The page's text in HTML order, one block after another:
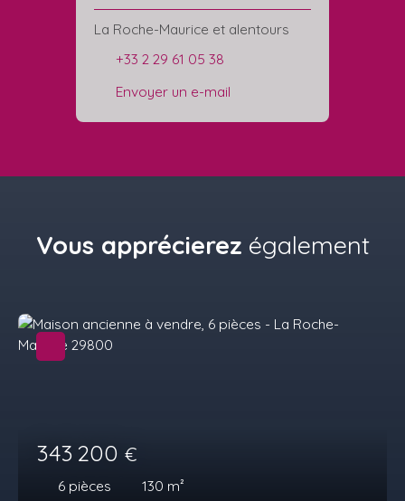
La Roche-Maurice et alentours
+33 2 29 61 05 38
Envoyer un e-mail
Vous apprécierez également
343 200 €
6 pièces 130 m²